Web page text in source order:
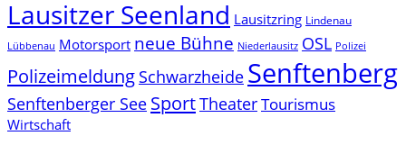
Lausitzer Seenland Lausitzring Lindenau
Lübbenau Motorsport neue Bühne Niederlausitz OSL Polizei
Polizeimeldung Schwarzheide Senftenberg
Senftenberger See SportTheaterTourismus
Wirtschaft